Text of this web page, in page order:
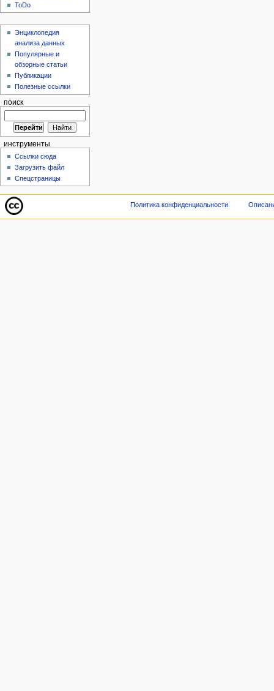
ToDo
Энциклопедия
анализа данных
Популярные и
обзорные статьи
Публикации
Полезные ссылки
поиск
инструменты
Ссылки сюда
Загрузить файл
Спецстраницы
Политика конфиденциальности